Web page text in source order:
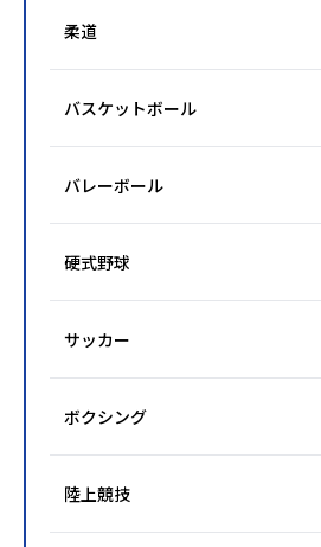
柔道
バスケットボール
バレーボール
硬式野球
サッカー
ボクシング
陸上競技